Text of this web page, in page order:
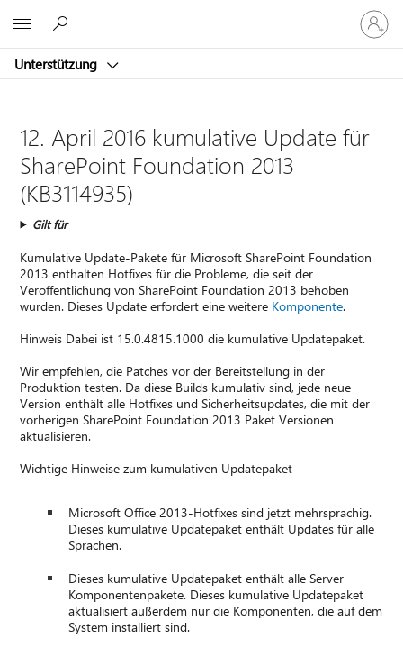
Unterstützung
Bei
Ihrem
Konto
12. April 2016 kumulative Update für
SharePoint Foundation 2013
(KB3114935)
Gilt für
Kumulative Update-Pakete für Microsoft SharePoint Foundation
2013 enthalten Hotfixes für die Probleme, die seit der
Veröffentlichung von SharePoint Foundation 2013 behoben
wurden. Dieses Update erfordert eine weitere Komponente.
Hinweis Dabei ist 15.0.4815.1000 die kumulative Updatepaket.
Wir empfehlen, die Patches vor der Bereitstellung in der
Produktion testen. Da diese Builds kumulativ sind, jede neue
Version enthält alle Hotfixes und Sicherheitsupdates, die mit der
vorherigen SharePoint Foundation 2013 Paket Versionen
aktualisieren.
Wichtige Hinweise zum kumulativen Updatepaket
Microsoft Office 2013-Hotfixes sind jetzt mehrsprachig.
Dieses kumulative Updatepaket enthält Updates für alle
Sprachen.
Dieses kumulative Updatepaket enthält alle Server
Komponentenpakete. Dieses kumulative Updatepaket
aktualisiert außerdem nur die Komponenten, die auf dem
System installiert sind.